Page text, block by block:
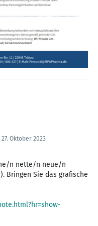
27. Oktober 2023
n nette/n neue/n
Bringen Sie das grafische